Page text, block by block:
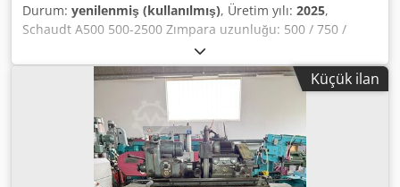
Durum: yenilenmiş (kullanılmış), Üretim yılı: 2025,
Schaudt A500 500-2500 Zımpara uzunluğu: 500 / 750 /
1.000 / 1.500 / 2.000 / 2.500 mm Merkez yüksekliği: 150 mm
/ 180 mm / 225 mm İş parçası ağırlığı: 300 kg / 500 kg
Serbestçe seçilebilen diğer seçenekler: - PLC-Basic ve
panel ile tamamen yeni kontrol kabini - DUO-Control
(döngü kontrollü) dahil vidalı millere dönüştürme Dcjdpfx
Asd Hfd Nohpsk - 10/15/30/50 iş parçası için "İş parçası
hafızası" - Duo-Control için mini kumanda el cihazı - X- ve
Z-ekseninde cam ölçeği - Taşlama sensör sistemi - Frekans
Küçük ilan